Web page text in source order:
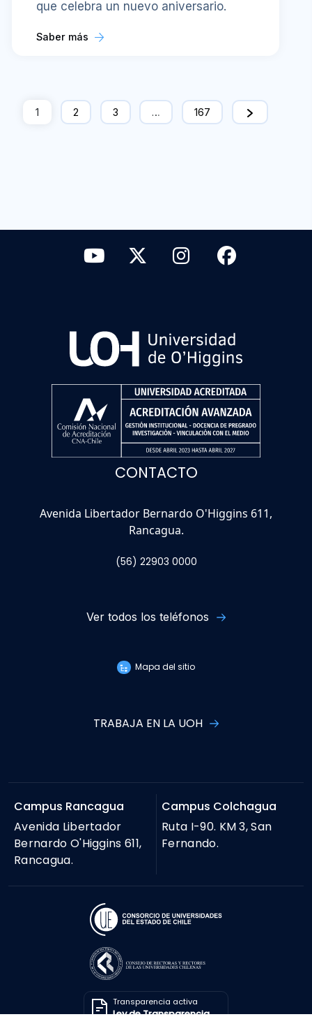
que celebra un nuevo aniversario.
Saber más
1 2 3 … 167
CONTACTO
Avenida Libertador Bernardo O'Higgins 611,
Rancagua.
(56) 22903 0000
Ver todos los teléfonos
Mapa del sitio
TRABAJA EN LA UOH
Campus Rancagua
Avenida Libertador
Bernardo O'Higgins 611,
Rancagua.
Campus Colchagua
Ruta I-90. KM 3, San
Fernando.
Transparencia activa
Ley de Transparencia